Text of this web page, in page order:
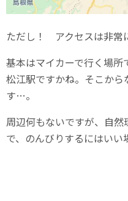
ただし！ アクセスは非常
基本はマイカーで行く場
松江駅ですかね。そこから
す…。
周辺何もないですが、自
で、のんびりするにはいい